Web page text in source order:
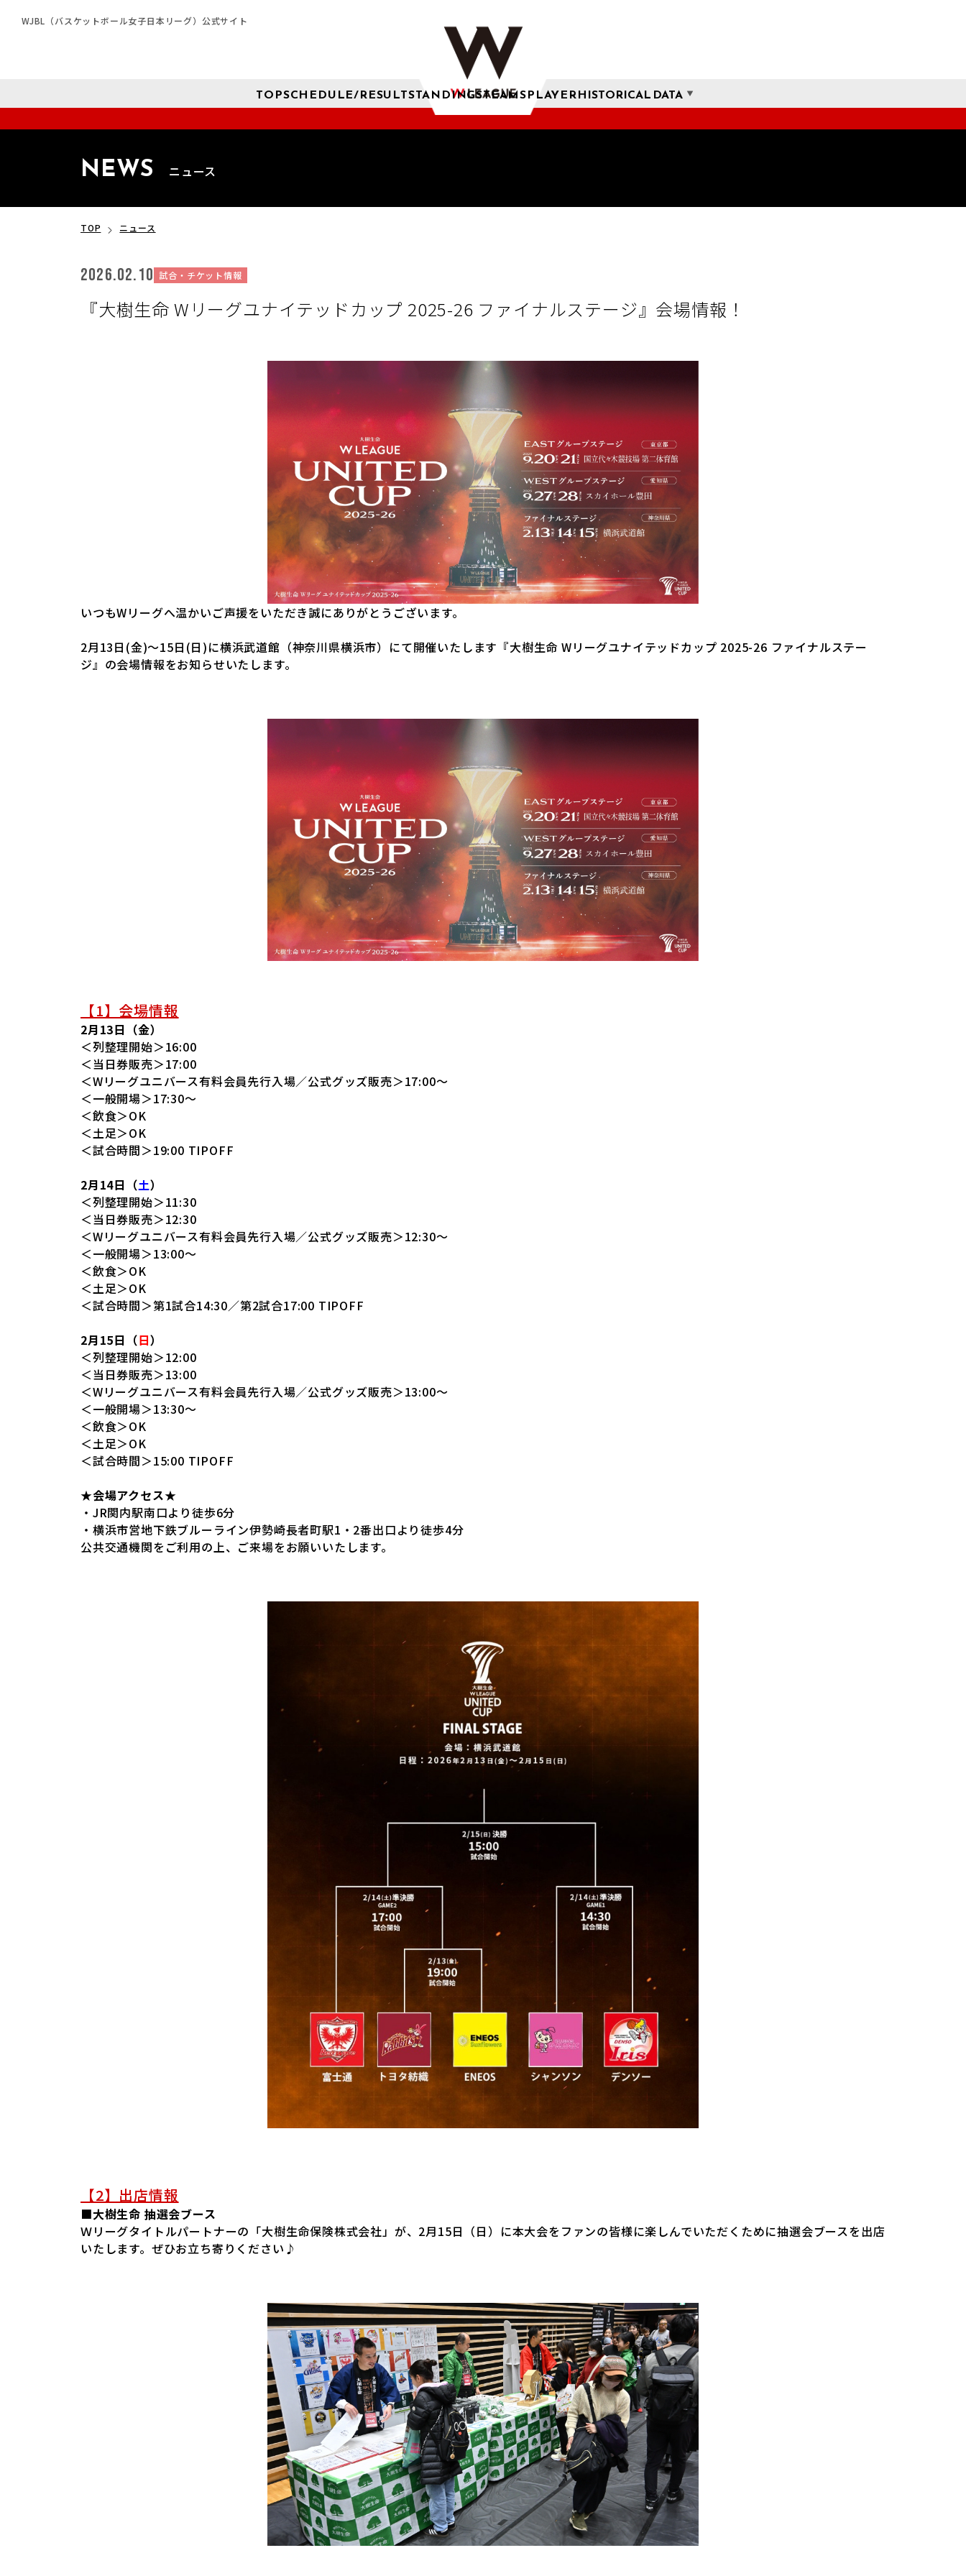
WJBL（バスケットボール女子日本リーグ）公式サイト
TOPSCHEDULE/RESULTSTANDINGSTEAMSPLAYERHISTORICAL DATA
NEWS ニュース
TOP ニュース
2026.02.10 試合・チケット情報
『大樹生命 Wリーグユナイテッドカップ 2025-26 ファイナルステージ』会場情報！
いつもWリーグへ温かいご声援をいただき誠にありがとうございます。
2月13日(金)～15日(日)に横浜武道館（神奈川県横浜市）にて開催いたします『大樹生命 Wリーグユナイテッドカップ 2025-26 ファイナルステー
ジ』の会場情報をお知らせいたします。
【1】会場情報
2月13日（金）
＜列整理開始＞16:00
＜当日券販売＞17:00
＜Wリーグユニバース有料会員先行入場／公式グッズ販売＞17:00～
＜一般開場＞17:30～
＜飲食＞OK
＜土足＞OK
＜試合時間＞19:00 TIPOFF
2月14日（土）
＜列整理開始＞11:30
＜当日券販売＞12:30
＜Wリーグユニバース有料会員先行入場／公式グッズ販売＞12:30～
＜一般開場＞13:00～
＜飲食＞OK
＜土足＞OK
＜試合時間＞第1試合14:30／第2試合17:00 TIPOFF
2月15日（日）
＜列整理開始＞12:00
＜当日券販売＞13:00
＜Wリーグユニバース有料会員先行入場／公式グッズ販売＞13:00～
＜一般開場＞13:30～
＜飲食＞OK
＜土足＞OK
＜試合時間＞15:00 TIPOFF
★会場アクセス★
・JR関内駅南口より徒歩6分
・横浜市営地下鉄ブルーライン伊勢崎長者町駅1・2番出口より徒歩4分
公共交通機関をご利用の上、ご来場をお願いいたします。
【2】出店情報
■大樹生命 抽選会ブース
Ｗリーグタイトルパートナーの「大樹生命保険株式会社」が、2月15日（日） に本大会をファンの皆様に楽しんでいただくために抽選会ブースを出店
いたします。ぜひお立ち寄りください♪